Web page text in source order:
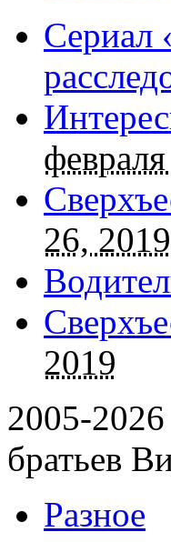
Сериал
26, 2019
2019
2005-
братьев
Разное